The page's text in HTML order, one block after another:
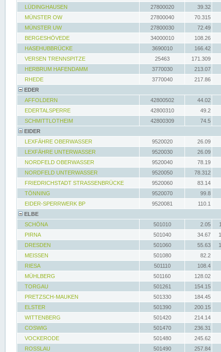
LÜDINGHAUSEN
27800020
39.32
MÜNSTER OW
27800040
70.315
MÜNSTER UW
27800030
72.49
BERGESHÖVEDE
34000010
108.26
HASEHUBBRÜCKE
3690010
166.42
VERSEN TRENNSPITZE
25463
171.309
HERBRUM HAFENDAMM
3770030
213.07
RHEDE
3770040
217.86
EDER
AFFOLDERN
42800502
44.02
EDERTALSPERRE
42800310
49.2
SCHMITTLOTHEIM
42800309
74.5
EIDER
LEXFÄHRE OBERWASSER
9520020
26.09
LEXFÄHRE UNTERWASSER
9520030
26.09
NORDFELD OBERWASSER
9520040
78.19
NORDFELD UNTERWASSER
9520050
78.312
FRIEDRICHSTADT STRASSENBRÜCKE
9520060
83.14
TÖNNING
9520070
99.8
EIDER-SPERRWERK BP
9520081
110.1
ELBE
SCHÖNA
501010 2.05
PIRNA
501040 34.67
DRESDEN
501060 55.63
MEISSEN
501080
82.2
RIESA
501110
108.4
MÜHLBERG
501160
128.02
TORGAU
501261
154.15
PRETZSCH-MAUKEN
501330
184.45
ELSTER
501390
200.15
WITTENBERG
501420
214.14
COSWIG
501470
236.31
VOCKERODE
501480
245.62
ROSSLAU
501490
257.84